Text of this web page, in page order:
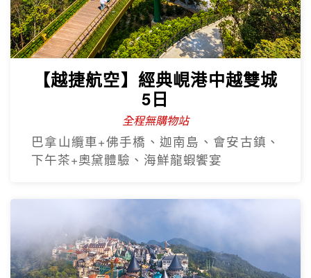
【越捷航空】經典峴港中越雙城
5日
全程無購物站
巴拿山纜車+佛手橋、迦南島、會安古鎮、
下午茶+奧黛體驗、海鮮龍蝦饗宴